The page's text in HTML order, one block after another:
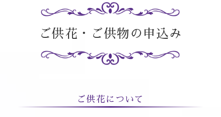
ご供花・ご供物の申込み
ご供花について